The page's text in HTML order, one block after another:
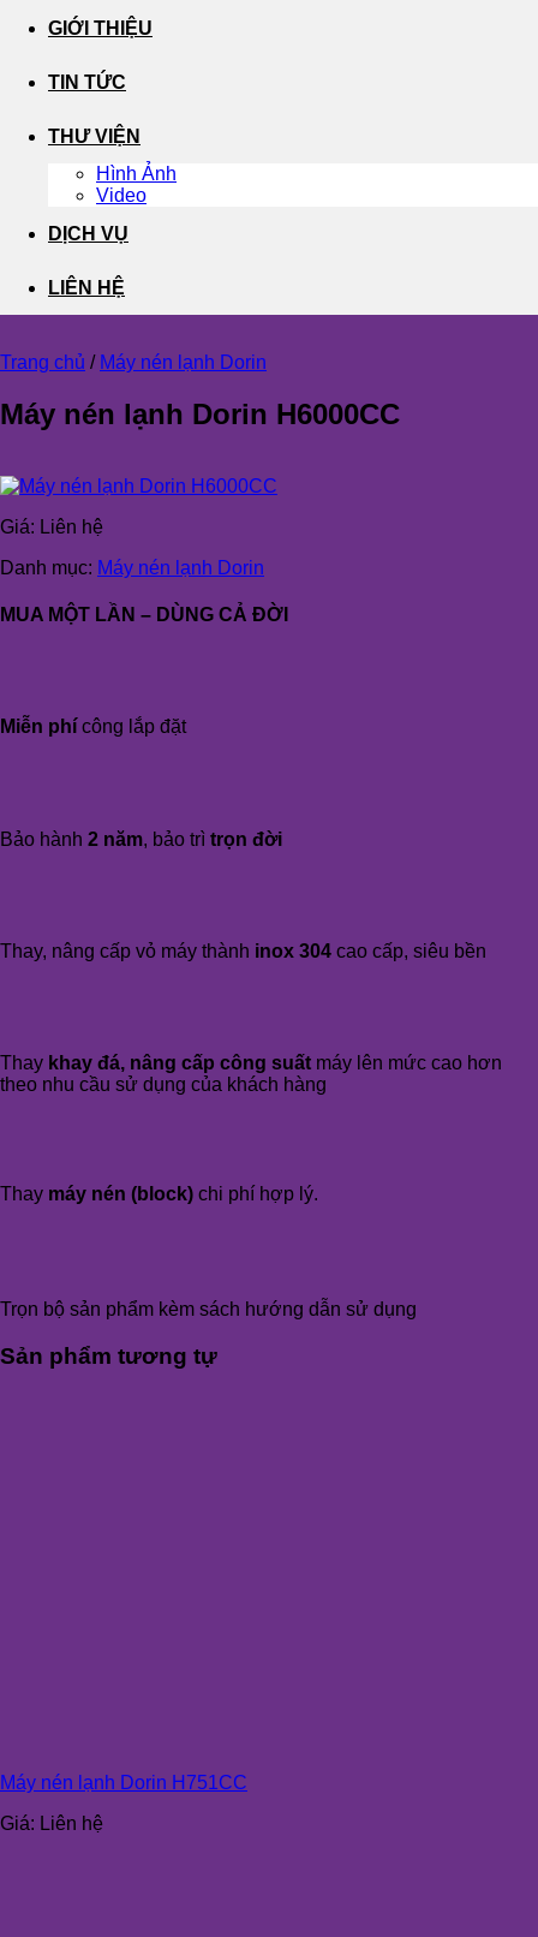
GIỚI THIỆU
TIN TỨC
THƯ VIỆN
Hình Ảnh
Video
DỊCH VỤ
LIÊN HỆ
Trang chủ / Máy nén lạnh Dorin
Máy nén lạnh Dorin H6000CC
Giá: Liên hệ
Danh mục: Máy nén lạnh Dorin
MUA MỘT LẦN – DÙNG CẢ ĐỜI
Miễn phí công lắp đặt
Bảo hành 2 năm, bảo trì trọn đời
Thay, nâng cấp vỏ máy thành inox 304 cao cấp, siêu bền
Thay khay đá, nâng cấp công suất máy lên mức cao hơn
theo nhu cầu sử dụng của khách hàng
Thay máy nén (block) chi phí hợp lý.
Trọn bộ sản phẩm kèm sách hướng dẫn sử dụng
Sản phẩm tương tự
Máy nén lạnh Dorin H751CC
Giá: Liên hệ